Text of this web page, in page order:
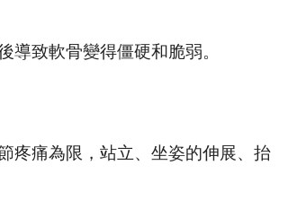
致軟骨變得僵硬和脆弱。
疼痛為限，站立、坐姿的伸展、抬